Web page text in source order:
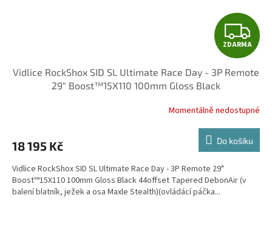
Z
D
A
R
M
A
ZDARMA
Vidlice RockShox SID SL Ultimate Race Day - 3P Remote
29" Boost™15X110 100mm Gloss Black
Momentálně nedostupné
18 195 Kč Do košíku
Vidlice RockShox SID SL Ultimate Race Day - 3P Remote 29"
Boost™15X110 100mm Gloss Black 44offset Tapered DebonAir (v
balení blatník, ježek a osa Maxle Stealth)(ovládácí páčka...